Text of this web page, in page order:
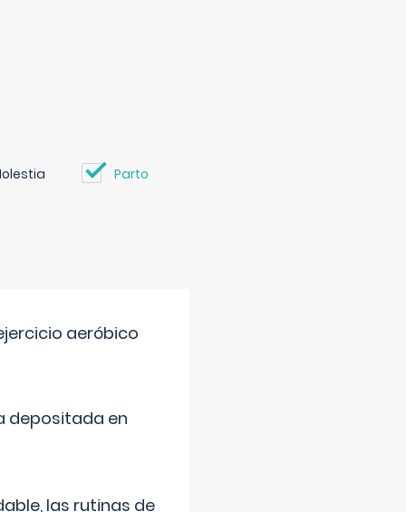
Parto
aeróbico
depositada en
las rutinas de